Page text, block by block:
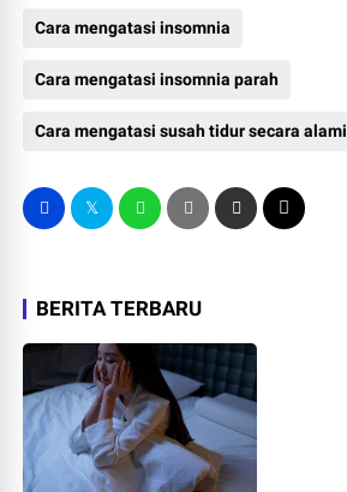
Cara mengatasi insomnia
Cara mengatasi insomnia parah
Cara mengatasi susah tidur secara alami
BERITA TERBARU